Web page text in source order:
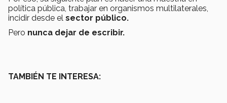
política pública, trabajar en organismos multilaterales,
incidir desde el sector público.
Pero nunca dejar de escribir.
TAMBIÉN TE INTERESA: